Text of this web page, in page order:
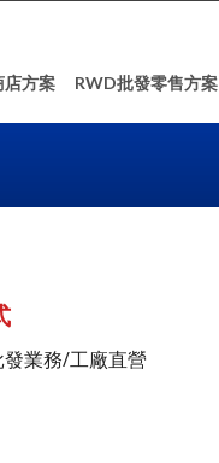
店方案 RWD批發零售方案
業務/工廠直營